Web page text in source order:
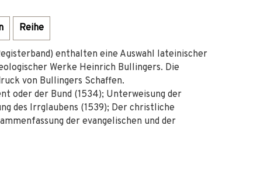
Reihe
enthalten eine Auswahl lateinischer
Werke Heinrich Bullingers. Die
von Bullingers Schaffen.
oder der Bund (1534); Unterweisung der
des Irrglaubens (1539); Der christliche
der evangelischen und der